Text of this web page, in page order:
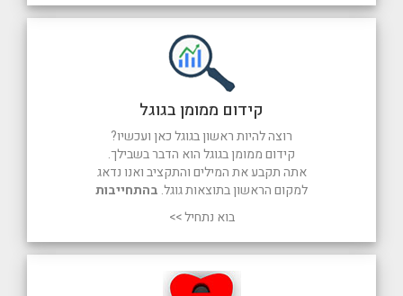
קידום ממומן בגוגל
רוצה להיות ראשון בגוגל כאן ועכשיו?
קידום ממומן בגוגל הוא הדבר בשבילך.
אתה תקבע את המילים והתקציב ואנו נדאג
למקום הראשון בתוצאות גוגל. בהתחייבות
בוא נתחיל >>